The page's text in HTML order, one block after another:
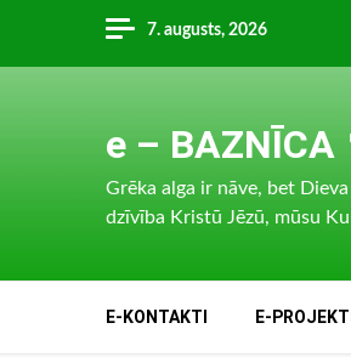
content
7. augusts, 2026
e – BAZNĪCA
Grēka alga ir nāve, bet
dzīvība Kristū Jēzū, mūsu
E-KONTAKTI E-